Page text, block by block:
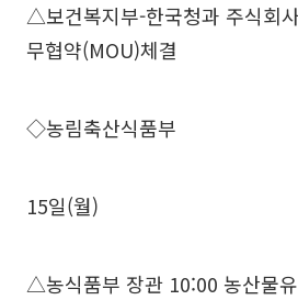
△보건복지부-한국청과 주식회사
무협약(MOU)체결
◇농림축산식품부
15일(월)
△농식품부 장관 10:00 농산물